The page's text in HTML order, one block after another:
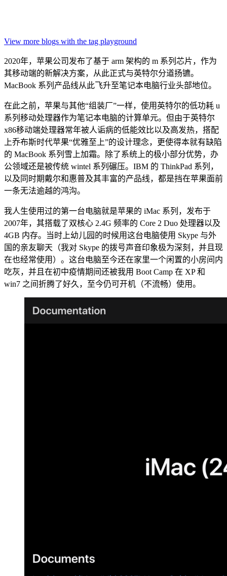
View more blogs with the tag playground
2020年，苹果公司发布了基于 arm 架构的 m 系列芯片，作为
其移动端的新解决方案，从此正式与英特尔分道扬镳。
MacBook 系列产品线从此飞升至笔记本电脑行业头部地位。
在此之前，苹果与其他“组装厂”一样，使用英特尔的低功耗 u
系列移动处理器作为笔记本电脑的计算单元。但由于英特尔
x86移动端处理器常年被人诟病的低能效比以及高发热，搭配
上乔布斯时代苹果“优雅至上”的设计理念，更使得本就有缺陷
的 MacBook 系列雪上加霜。除了系统上的极小部分优势，办
公领域还是被传统 wintel 系列碾压。IBM 的 ThinkPad 系列，
以及同时期戴尔和惠普及其丰富的产品线，都是挡在苹果面前
一条无法逾越的鸿沟。
我人生使用过的第一台电脑就是苹果的 iMac 系列，发布于
2007年，其搭载了双核心 2.4G 频率的 Core 2 Duo 处理器以及
4GB 内存。当时上幼儿园的时候用这台电脑使用 Skype 与外
国的亲友聊天（我对 Skype 的拨号声音印象极为深刻，并且现
在也经常使用）。这台电脑至今还在家里一个闲置的小房间内
吃灰，并且在初中疫情期间还被我用 Boot Camp 在 XP 和
win7 之间折腾了好久，至今仍可开机（不流畅）使用。